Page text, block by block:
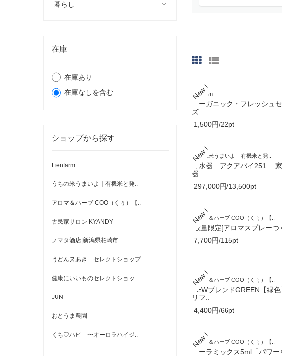
Lienfarm
オーガニック・フレッシュ
ズ..
1,500円/22pt
うちの米うまいよ｜有機米と発..
浄水器 アクアパイ251 家
器 ..
297,000円/13,500pt
アロマ＆ハーブ COO（くぅ）【..
[数量限定]アロマスプレーつ
7,700円/115pt
アロマ＆ハーブ COO（くぅ）【..
NEWブレンドGREEN【緑
リフ..
4,400円/66pt
アロマ＆ハーブ COO（くぅ）【..
オーラミックス5ml「パワー
暮らし
在庫
在庫あり
在庫なしを含む
ショップから探す
Lienfarm
うちの米うまいよ｜有機米と発..
アロマ＆ハーブ COO（くぅ）【..
古民家サロン KYANDY
ノマタ酒店|新潟県柏崎市
うどんヌあき セレクトショップ
健康にいいものセレクトショッ..
JUN
おとうま農園
くち♡ハピ 〜オーロラハイジ..